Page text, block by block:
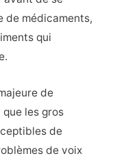
de médicaments,
qui
de
les gros
de
de voix